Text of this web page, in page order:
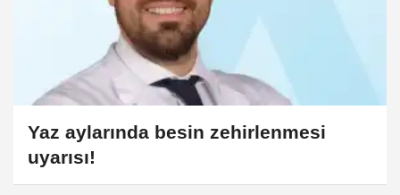
Yaz aylarında besin zehirlenmesi
uyarısı!